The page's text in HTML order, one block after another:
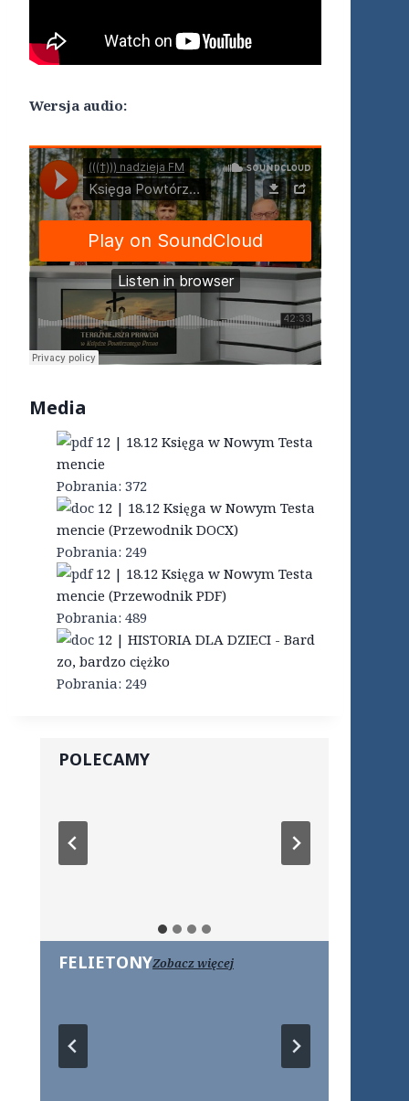
Wersja audio:
Media
12 | 18.12 Księga w Nowym Testa
mencie
Pobrania: 372
12 | 18.12 Księga w Nowym Testa
mencie (Przewodnik DOCX)
Pobrania: 249
12 | 18.12 Księga w Nowym Testa
mencie (Przewodnik PDF)
Pobrania: 489
12 | HISTORIA DLA DZIECI - Bard
zo, bardzo ciężko
Pobrania: 249
POLECAMY
FELIETONYZobacz więcej